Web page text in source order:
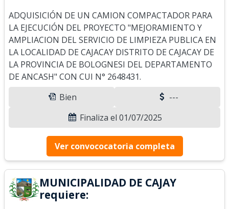
ADQUISICIÓN DE UN CAMION COMPACTADOR PARA
LA EJECUCIÓN DEL PROYECTO "MEJORAMIENTO Y
AMPLIACION DEL SERVICIO DE LIMPIEZA PUBLICA EN
LA LOCALIDAD DE CAJACAY DISTRITO DE CAJACAY DE
LA PROVINCIA DE BOLOGNESI DEL DEPARTAMENTO
DE ANCASH" CON CUI N° 2648431.
Bien
---
Finaliza el 01/07/2025
Ver convococatoria completa
MUNICIPALIDAD DE CAJAY
requiere: